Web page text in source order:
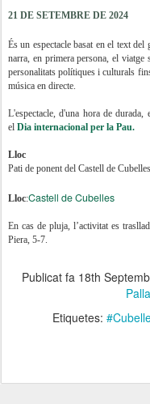
21 DE SETEMBRE DE 2024
És un espectacle basat en el text
narra, en primera persona, el
personalitats polítiques i culturals
música en directe.
L'espectacle, d'una hora de durada,
el Dia internacional per la Pau.
Lloc
Pati de ponent del Castell de Cubelles
Lloc:Castell de Cubelles
En cas de pluja, l’activitat es
Piera, 5-7.
Publicat fa 18th
Etiquetes: